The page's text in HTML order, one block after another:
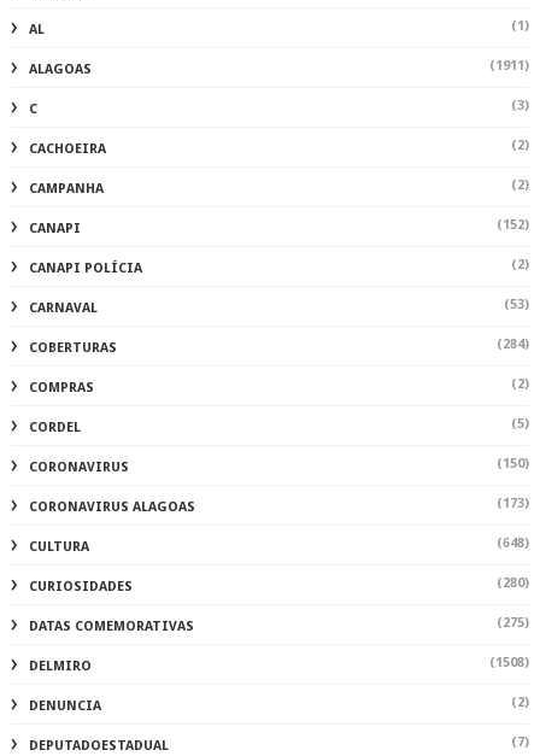
AL (1)
ALAGOAS (1911)
C (3)
CACHOEIRA (2)
CAMPANHA (2)
CANAPI (152)
CANAPI POLÍCIA (2)
CARNAVAL (53)
COBERTURAS (284)
COMPRAS (2)
CORDEL (5)
CORONAVIRUS (150)
CORONAVIRUS ALAGOAS (173)
CULTURA (648)
CURIOSIDADES (280)
DATAS COMEMORATIVAS (275)
DELMIRO (1508)
DENUNCIA (2)
DEPUTADOESTADUAL (7)